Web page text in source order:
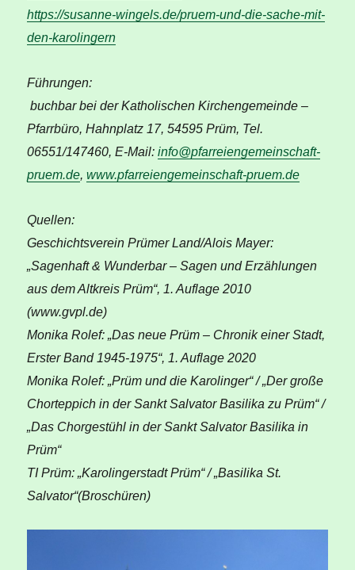
https://susanne-wingels.de/pruem-und-die-sache-mit-
den-karolingern
Führungen:
buchbar bei der Katholischen Kirchengemeinde –
Pfarrbüro, Hahnplatz 17, 54595 Prüm, Tel.
06551/147460, E-Mail:info@pfarreiengemeinschaft-
pruem.de,www.pfarreiengemeinschaft-pruem.de
Quellen:
Geschichtsverein Prümer Land/Alois Mayer:
„Sagenhaft & Wunderbar – Sagen und Erzählungen
aus dem Altkreis Prüm“, 1. Auflage 2010
(www.gvpl.de)
Monika Rolef: „Das neue Prüm – Chronik einer Stadt,
Erster Band 1945-1975“, 1. Auflage 2020
Monika Rolef: „Prüm und die Karolinger“ / „Der große
Chorteppich in der Sankt Salvator Basilika zu Prüm“ /
„Das Chorgestühl in der Sankt Salvator Basilika in
Prüm“
TI Prüm: „Karolingerstadt Prüm“ / „Basilika St.
Salvator“(Broschüren)